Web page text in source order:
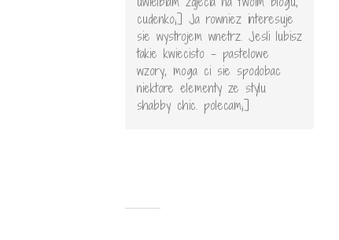
cudenko;] Ja rowniez interesuje
sie wystrojem wnetrz. Jesli lubisz
takie kwiecisto – pastelowe
wzory, moga ci sie spodobac
niektore elementy ze stylu
shabby chic. polecam;]